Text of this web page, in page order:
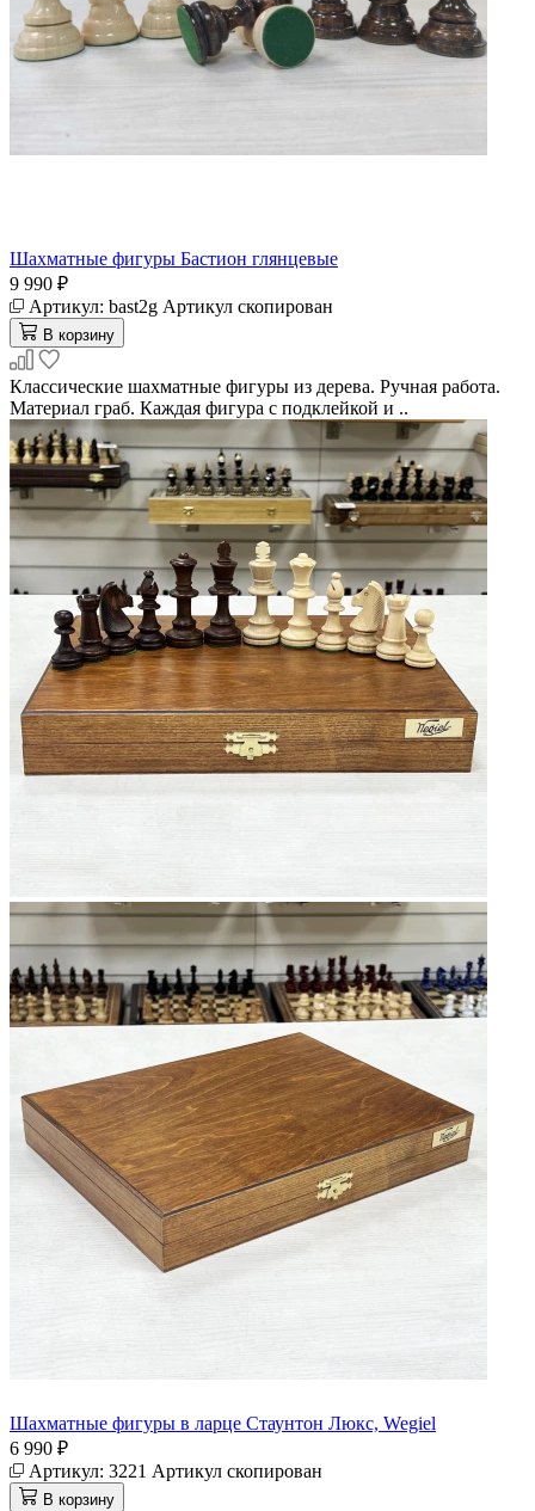
Шахматные фигуры Бастион глянцевые
9 990 ₽
Артикул: bast2g Артикул скопирован
В корзину
Классические шахматные фигуры из дерева. Ручная работа.
Материал граб. Каждая фигура с подклейкой и ..
Шахматные фигуры в ларце Стаунтон Люкс, Wegiel
6 990 ₽
Артикул: 3221 Артикул скопирован
В корзину